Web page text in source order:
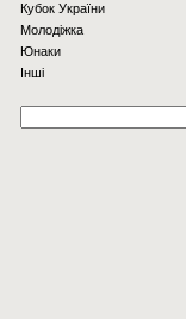
Кубок України
Молодіжка
Юнаки
Інші